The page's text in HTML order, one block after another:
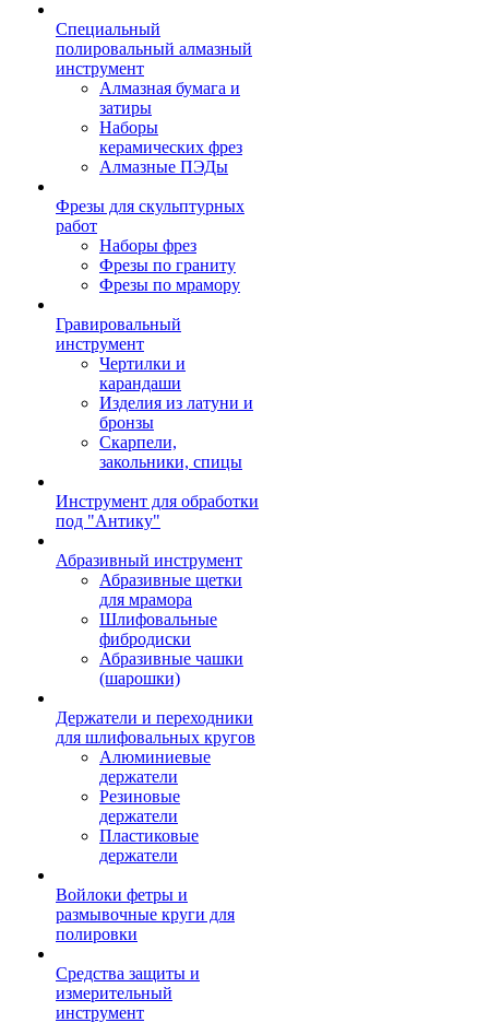
Специальный
полировальный алмазный
инструмент
Алмазная бумага и
затиры
Наборы
керамических фрез
Алмазные ПЭДы
Фрезы для скульптурных
работ
Наборы фрез
Фрезы по граниту
Фрезы по мрамору
Гравировальный
инструмент
Чертилки и
карандаши
Изделия из латуни и
бронзы
Скарпели,
закольники, спицы
Инструмент для обработки
под "Антику"
Абразивный инструмент
Абразивные щетки
для мрамора
Шлифовальные
фибродиски
Абразивные чашки
(шарошки)
Держатели и переходники
для шлифовальных кругов
Алюминиевые
держатели
Резиновые
держатели
Пластиковые
держатели
Войлоки фетры и
размывочные круги для
полировки
Средства защиты и
измерительный
инструмент